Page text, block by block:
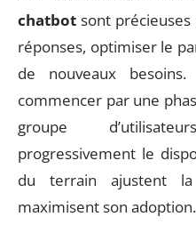
chatbot sont
réponses, optimiser le
de nouveaux
commencer par une
groupe
progressivement le
du terrain ajustent
maximisent son adoption.